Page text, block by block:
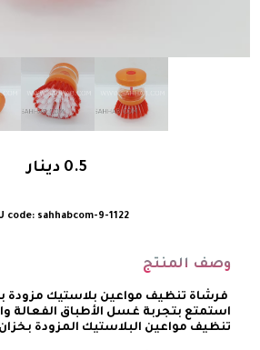
0.5 دينار
sahhabcom-9-1122
وصف المنتج